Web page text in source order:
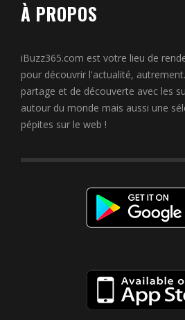
À PROPOS
iBuzz365.com est votre lieu de
pour découvrir l'actualité,
partage et de découverte avec les
autour du monde mais aussi une
pépites sur le web !